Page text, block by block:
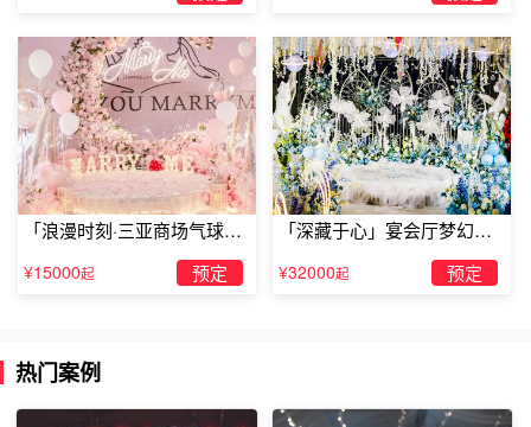
爱都是我一人。”遇上了爱情就是一生相随、相伴、相知到
老，我想和你一辈子，这是我最大的心愿。为她戴上一枚一
生只送一人的求婚钻戒，将真爱的誓言永远的铭刻在钻戒
上，用它来见证真爱的永恒，昭示着两个人的爱情将跨越时
间的界限，美好如初。
「浪漫时刻·三亚商场气球雨
惊喜求婚」
¥15000起 预定
「深藏于心」宴会厅梦幻主
题求婚仪式
¥32000起 预定
热门案例